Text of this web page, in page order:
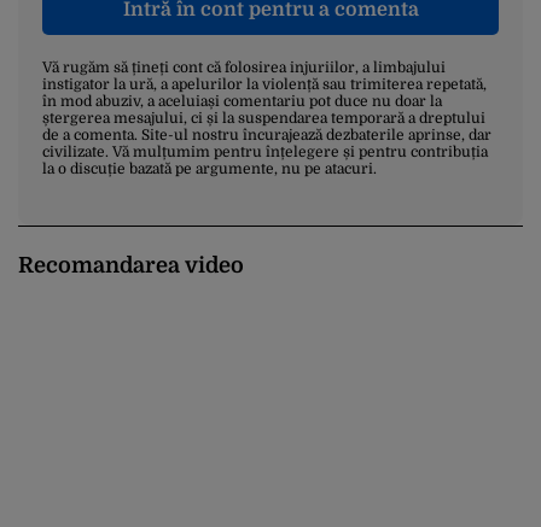
Intră în cont pentru a comenta
Vă rugăm să țineți cont că folosirea injuriilor, a limbajului
instigator la ură, a apelurilor la violență sau trimiterea repetată,
în mod abuziv, a aceluiași comentariu pot duce nu doar la
ștergerea mesajului, ci și la suspendarea temporară a dreptului
de a comenta. Site-ul nostru încurajează dezbaterile aprinse, dar
civilizate. Vă mulțumim pentru înțelegere și pentru contribuția
la o discuție bazată pe argumente, nu pe atacuri.
Recomandarea video